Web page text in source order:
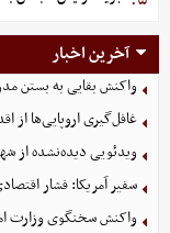
آخرین اخبار
واکنش بقایی به بستن
غافل‌گیری اروپایی‌ها از
ویدئویی دیده‌نشده از
سفیر آمریکا: فشار
واکنش سخنگوی وزارت